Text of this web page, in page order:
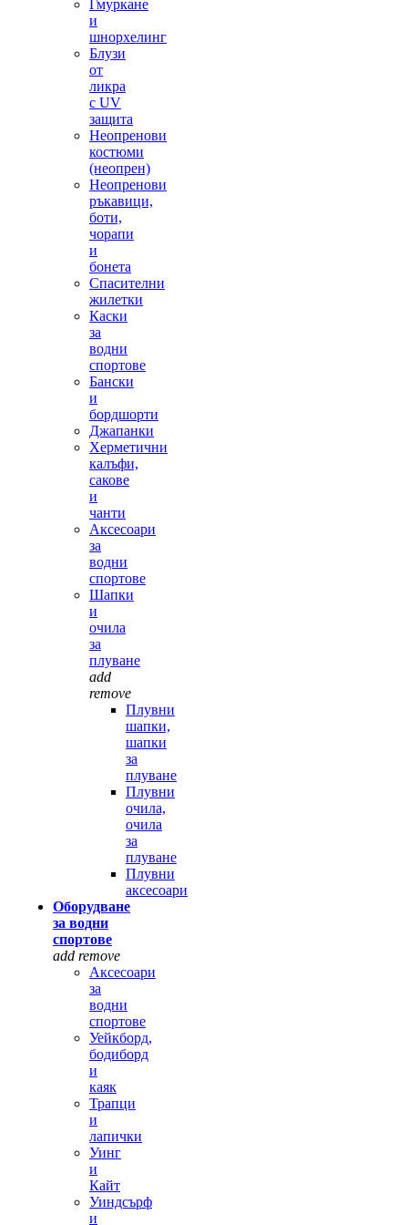
Гмуркане
и
шнорхелинг
Блузи
от
ликра
с UV
защита
Неопренови
костюми
(неопрен)
Неопренови
ръкавици,
боти,
чорапи
и
бонета
Спасителни
жилетки
Каски
за
водни
спортове
Бански
и
бордшорти
Джапанки
Херметични
калъфи,
сакове
и
чанти
Аксесоари
за
водни
спортове
Шапки
и
очила
за
плуване
add
remove
Плувни
шапки,
шапки
за
плуване
Плувни
очила,
очила
за
плуване
Плувни
аксесоари
Оборудване
за водни
спортове
add remove
Аксесоари
за
водни
спортове
Уейкборд,
бодиборд
и
каяк
Трапци
и
лапички
Уинг
и
Кайт
Уиндсърф
и